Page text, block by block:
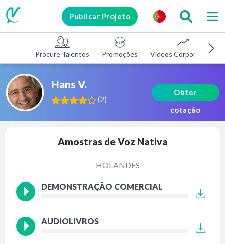
Publicar Projeto
Procure Talentos Promoções Vídeos Corporativos
Hans V.
(2)
Obter
cotação
Amostras de Voz Nativa
HOLANDÊS
DEMONSTRAÇÃO COMERCIAL
AUDIOLIVROS